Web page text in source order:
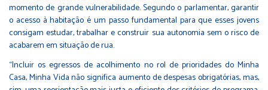
momento de grande vulnerabilidade. Segundo o parlamentar, garantir
o acesso à habitação é um passo fundamental para que esses jovens
consigam estudar, trabalhar e construir sua autonomia sem o risco de
acabarem em situação de rua.
“Incluir os egressos de acolhimento no rol de prioridades do Minha
Casa, Minha Vida não significa aumento de despesas obrigatórias, mas,